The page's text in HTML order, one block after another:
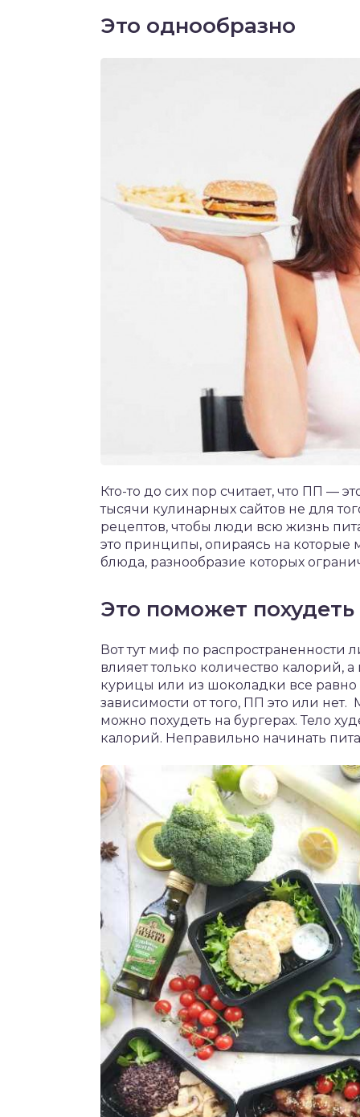
Это однообразно
Кто-то до сих пор считает, что ПП —
тысячи кулинарных сайтов не для
рецептов, чтобы люди всю жизнь
это принципы, опираясь на
блюда, разнообразие которых
Это поможет похудеть
Вот тут миф по распространенности
влияет только количество калорий,
курицы или из шоколадки все равно
зависимости от того, ПП это или
можно похудеть на бургерах. Тело
калорий. Неправильно начинать